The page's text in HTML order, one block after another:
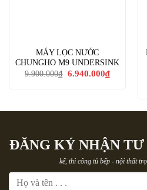
MÁY LỌC NƯỚC
CHUNGHO M9 UNDERSINK
9.900.000₫ Giá
6.940.000₫Giá
hiện
ĐĂNG KÝ NHẬN TƯ
kế, thi công tủ bếp - nội thất